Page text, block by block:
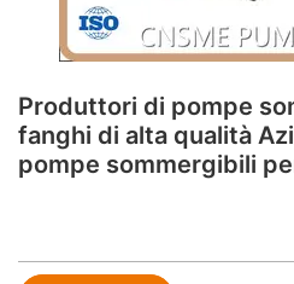
Produttori di pompe
fanghi di alta qualità
pompe sommergibili